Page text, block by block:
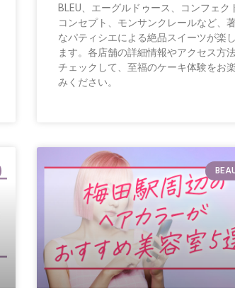
BLEU、エーグルドゥース、コンフェク
コンセプト、モンサンクレールなど、
なパティシエによる絶品スイーツが楽
ます。各店舗の詳細情報やアクセス方
チェックして、至福のケーキ体験をお
みください。